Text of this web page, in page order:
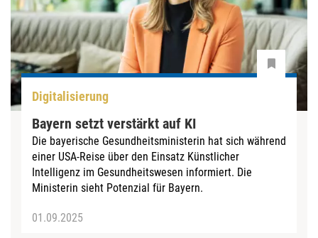
Digitalisierung
Bayern setzt verstärkt auf KI
Die bayerische Gesundheitsministerin hat sich während
einer USA-Reise über den Einsatz Künstlicher
Intelligenz im Gesundheitswesen informiert. Die
Ministerin sieht Potenzial für Bayern.
01.09.2025